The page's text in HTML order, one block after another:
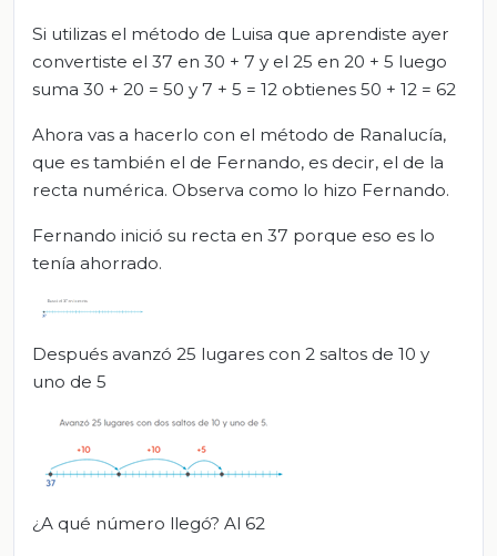
Si utilizas el método de Luisa que aprendiste ayer
convertiste el 37 en 30 + 7 y el 25 en 20 + 5 luego
suma 30 + 20 = 50 y 7 + 5 = 12 obtienes 50 + 12 = 62
Ahora vas a hacerlo con el método de Ranalucía,
que es también el de Fernando, es decir, el de la
recta numérica. Observa como lo hizo Fernando.
Fernando inició su recta en 37 porque eso es lo
tenía ahorrado.
Después avanzó 25 lugares con 2 saltos de 10 y
uno de 5
¿A qué número llegó? Al 62